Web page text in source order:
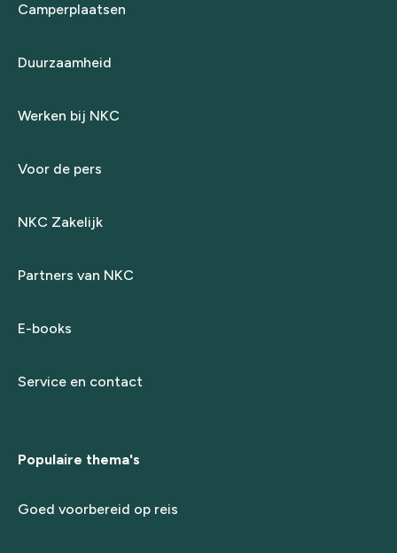
Camperplaatsen
Duurzaamheid
Werken bij NKC
Voor de pers
NKC Zakelijk
Partners van NKC
E-books
Service en contact
Populaire thema's
Goed voorbereid op reis